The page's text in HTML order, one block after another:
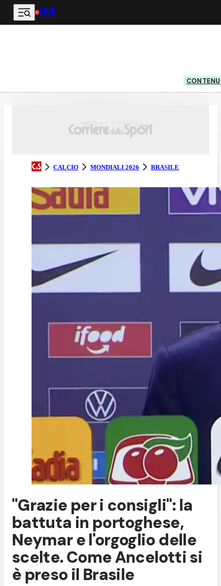
Vai al contenuto principale
LIVE
CALCIO MONDIALI 2026 BRASILE
"Grazie per i consigli": la
battuta in portoghese,
Neymar e l'orgoglio delle
scelte. Come Ancelotti si
è preso il Brasile